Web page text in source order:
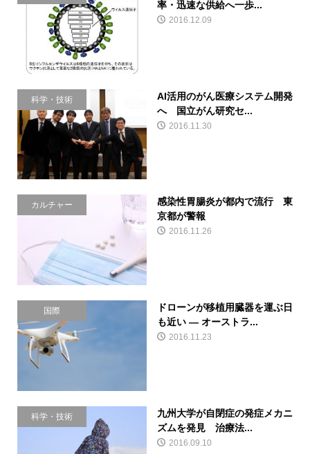
率・迅速な供給へ一歩...
2016.12.09
科学・技術
AI活用のがん医療システム開発
へ 国立がん研究セ...
2016.11.30
カルチャー
感染性胃腸炎が都内で流行 東
京都が警報
2016.11.26
国際
ドローンが移植用臓器を運ぶ日
も近い — オーストラ...
2016.11.23
科学・技術
九州大学が自閉症の発症メカニ
ズムを発見 治療法...
2016.09.10